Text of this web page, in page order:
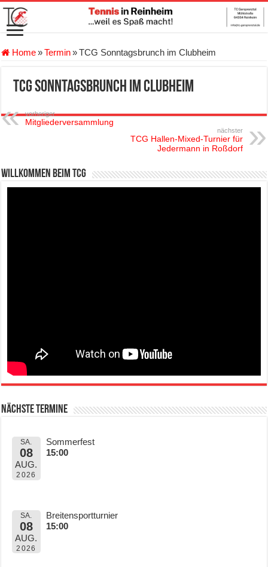
Home»Termin»TCG Sonntagsbrunch im Clubheim
TCG Sonntagsbrunch im Clubheim
vorheriger
Mitgliederversammlung
nächster
TCG Hallen-Mixed-Turnier für
Jedermann in Roßdorf
Willkommen beim TCG
Nächste Termine
SA.
08
AUG.
2026
Sommerfest
15:00
SA.
08
AUG.
2026
Breitensportturnier
15:00